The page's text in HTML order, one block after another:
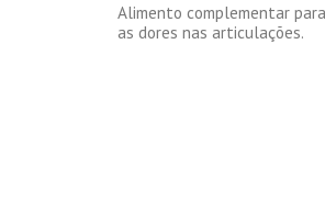
Alimento complementar
as dores nas articulações.